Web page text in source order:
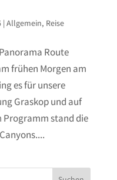
| Allgemein, Reise
Route
frühen Morgen am
es für unsere
Graskop und auf
Programm stand die